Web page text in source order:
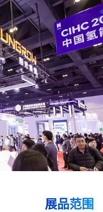
展品范围